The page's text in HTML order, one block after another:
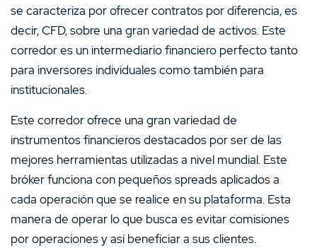
se caracteriza por ofrecer contratos por diferencia, es
decir, CFD, sobre una gran variedad de activos. Este
corredor es un intermediario financiero perfecto tanto
para inversores individuales como también para
institucionales.
Este corredor ofrece una gran variedad de
instrumentos financieros destacados por ser de las
mejores herramientas utilizadas a nivel mundial. Este
bróker funciona con pequeños spreads aplicados a
cada operación que se realice en su plataforma. Esta
manera de operar lo que busca es evitar comisiones
por operaciones y así beneficiar a sus clientes.